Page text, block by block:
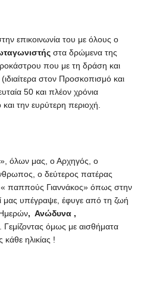
επικοινωνία του με όλους ο
στα δρώμενα της
που με τη δράση και
στον Προσκοπισμό και
50 και πλέον χρόνια
την ευρύτερη περιοχή.
όλων μας, ο Αρχηγός, ο
ο δεύτερος πατέρας
παππούς Γιαννάκος» όπως στην
μας υπέγραψε, έφυγε από τη ζωή
, Ανώδυνα ,
Γεμίζοντας όμως με αισθήματα
κάθε ηλικίας !